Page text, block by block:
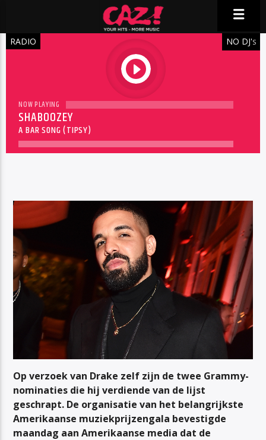
RADIO
play
NO DJ'S
NOW PLAYING
SHABOOZEY
A BAR SONG (TIPSY)
Op verzoek van Drake zelf zijn de twee Grammy-
nominaties die hij verdiende van de lijst
geschrapt. De organisatie van het belangrijkste
Amerikaanse muziekprijzengala bevestigde
maandag aan Amerikaanse media dat de